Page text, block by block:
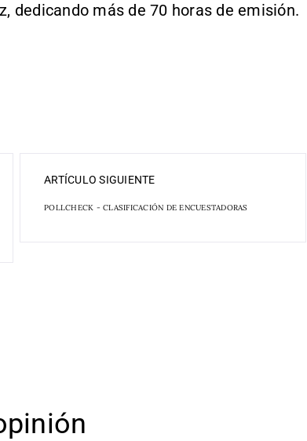
dedicando más de 70 horas de emisión.
ARTÍCULO SIGUIENTE
POLLCHECK - CLASIFICACIÓN DE ENCUESTADORAS